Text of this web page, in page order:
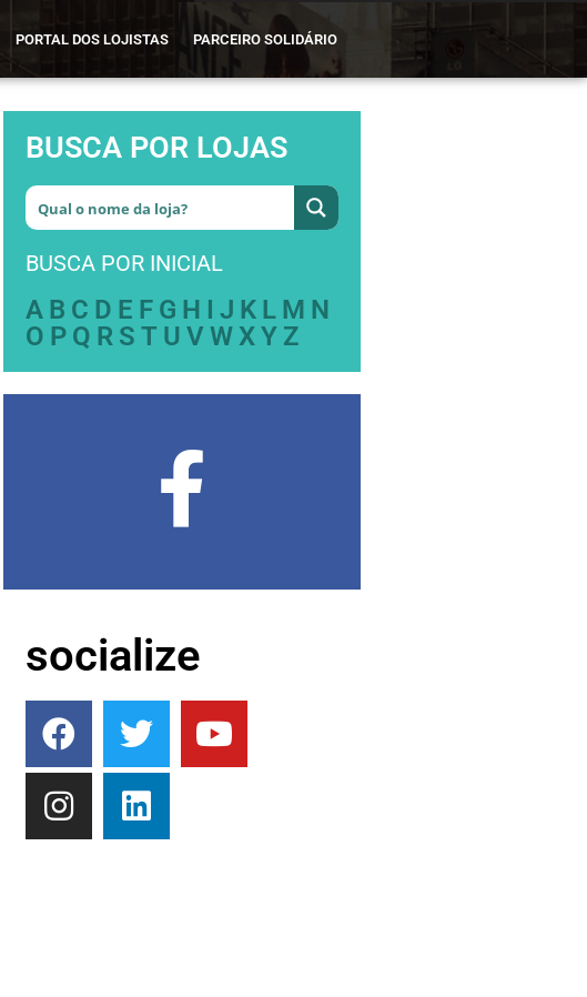
PORTAL DOS LOJISTAS PARCEIRO SOLIDÁRIO
BUSCA POR LOJAS
BUSCA POR INICIAL
A B C D E F G H I J K L M N
O P Q R S T U V WXY Z
socialize